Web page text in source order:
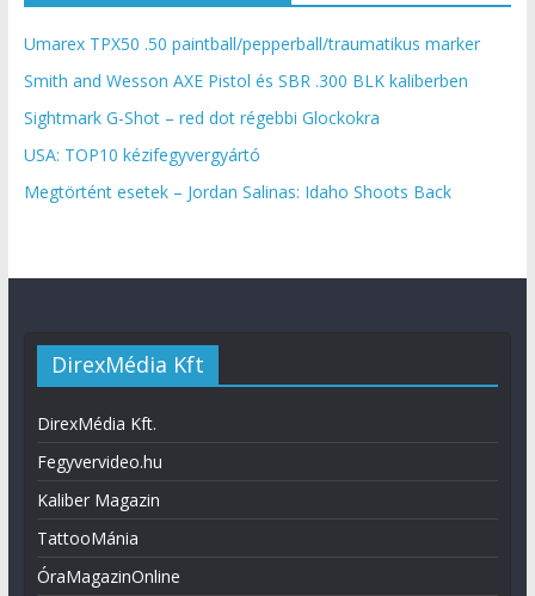
Umarex TPX50 .50 paintball/pepperball/traumatikus marker
Smith and Wesson AXE Pistol és SBR .300 BLK kaliberben
Sightmark G-Shot – red dot régebbi Glockokra
USA: TOP10 kézifegyvergyártó
Megtörtént esetek – Jordan Salinas: Idaho Shoots Back
DirexMédia Kft
DirexMédia Kft.
Fegyvervideo.hu
Kaliber Magazin
TattooMánia
ÓraMagazinOnline